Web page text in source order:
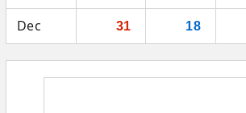
Dec 31 18